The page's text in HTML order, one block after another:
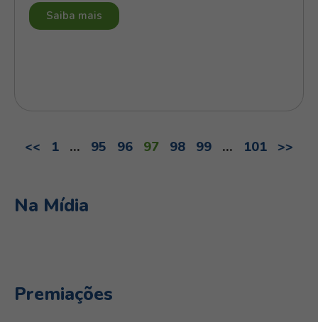
Saiba mais
<< 1 … 95 96 97 98 99 … 101 >>
Na Mídia
Premiações